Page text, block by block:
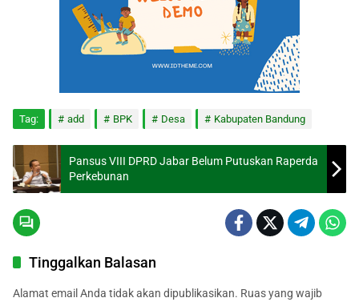
Tag: add BPK Desa Kabupaten Bandung
Pansus VIII DPRD Jabar Belum Putuskan Raperda
Perkebunan
Tinggalkan Balasan
Alamat email Anda tidak akan dipublikasikan. Ruas yang wajib